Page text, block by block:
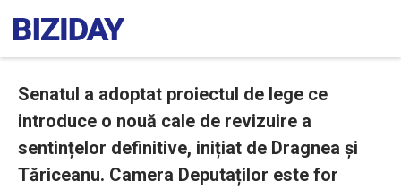
Senatul a adoptat proiectul de lege ce
introduce o nouă cale de revizuire a
sentințelor definitive, inițiat de Dragnea și
Tăriceanu. Camera Deputaților este for